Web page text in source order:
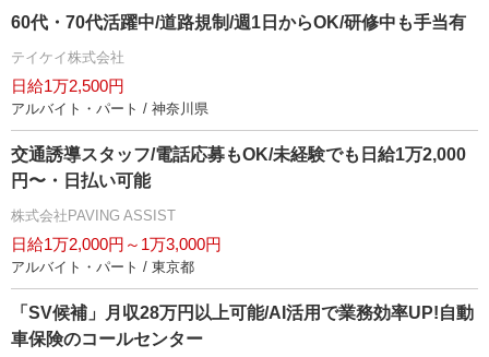
60代・70代活躍中/道路規制/週1日からOK/研修中も手当有
テイケイ株式会社
日給1万2,500円
アルバイト・パート / 神奈川県
交通誘導スタッフ/電話応募もOK/未経験でも日給1万2,000
円〜・日払い可能
株式会社PAVING ASSIST
日給1万2,000円～1万3,000円
アルバイト・パート / 東京都
「SV候補」月収28万円以上可能/AI活用で業務効率UP!自動
車保険のコールセンター